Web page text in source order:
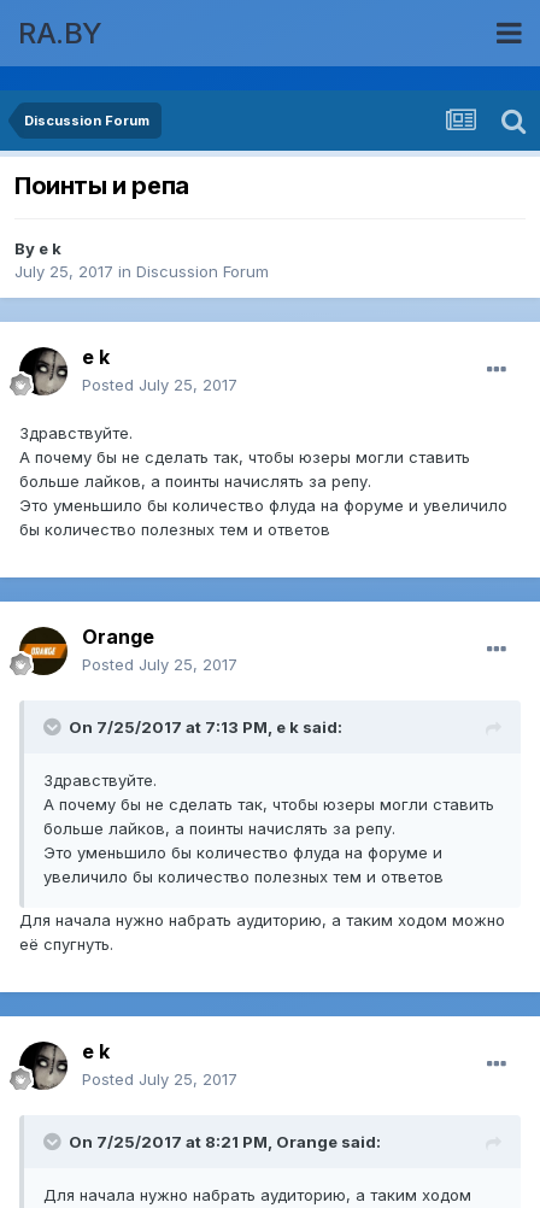
RA.BY
Discussion Forum
Поинты и репа
By e k
July 25, 2017 in Discussion Forum
e k
Posted July 25, 2017
Здравствуйте.
А почему бы не сделать так, чтобы юзеры могли ставить
больше лайков, а поинты начислять за репу.
Это уменьшило бы количество флуда на форуме и увеличило
бы количество полезных тем и ответов
Orange
Posted July 25, 2017
On 7/25/2017 at 7:13 PM, e k said:
Здравствуйте.
А почему бы не сделать так, чтобы юзеры могли ставить
больше лайков, а поинты начислять за репу.
Это уменьшило бы количество флуда на форуме и
увеличило бы количество полезных тем и ответов
Для начала нужно набрать аудиторию, а таким ходом можно
её спугнуть.
e k
Posted July 25, 2017
On 7/25/2017 at 8:21 PM, Orange said:
Для начала нужно набрать аудиторию, а таким ходом